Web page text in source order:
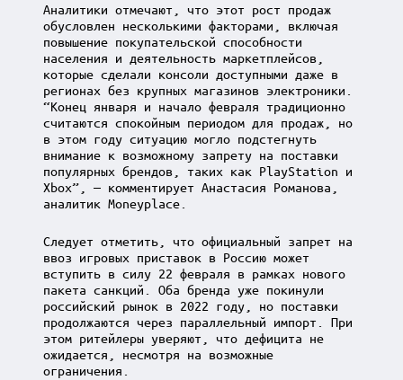
Аналитики отмечают, что этот рост продаж
обусловлен несколькими факторами, включая
повышение покупательской способности
населения и деятельность маркетплейсов,
которые сделали консоли доступными даже в
регионах без крупных магазинов электроники.
“Конец января и начало февраля традиционно
считаются спокойным периодом для продаж, но
в этом году ситуацию могло подстегнуть
внимание к возможному запрету на поставки
популярных брендов, таких как PlayStation и
Xbox”, — комментирует Анастасия Романова,
аналитик Moneyplace.
Следует отметить, что официальный запрет на
ввоз игровых приставок в Россию может
вступить в силу 22 февраля в рамках нового
пакета санкций. Оба бренда уже покинули
российский рынок в 2022 году, но поставки
продолжаются через параллельный импорт. При
этом ритейлеры уверяют, что дефицита не
ожидается, несмотря на возможные
ограничения.